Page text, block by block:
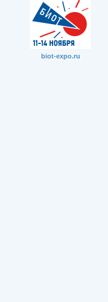
biot-expo.ru